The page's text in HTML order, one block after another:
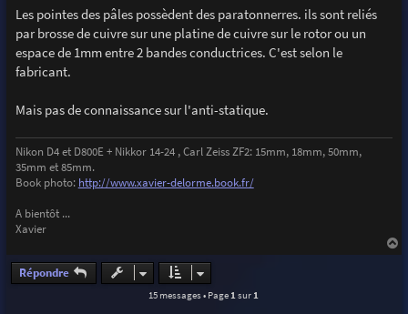
Les pointes des pâles possèdent des paratonnerres. ils sont reliés
par brosse de cuivre sur une platine de cuivre sur le rotor ou un
espace de 1mm entre 2 bandes conductrices. C'est selon le
fabricant.
Mais pas de connaissance sur l'anti-statique.
Nikon D4 et D800E + Nikkor 14-24 , Carl Zeiss ZF2: 15mm, 18mm, 50mm,
35mm et 85mm.
Book photo: http://www.xavier-delorme.book.fr/
A bientôt ...
Xavier
a
Répondre
15 messages • Page1sur1